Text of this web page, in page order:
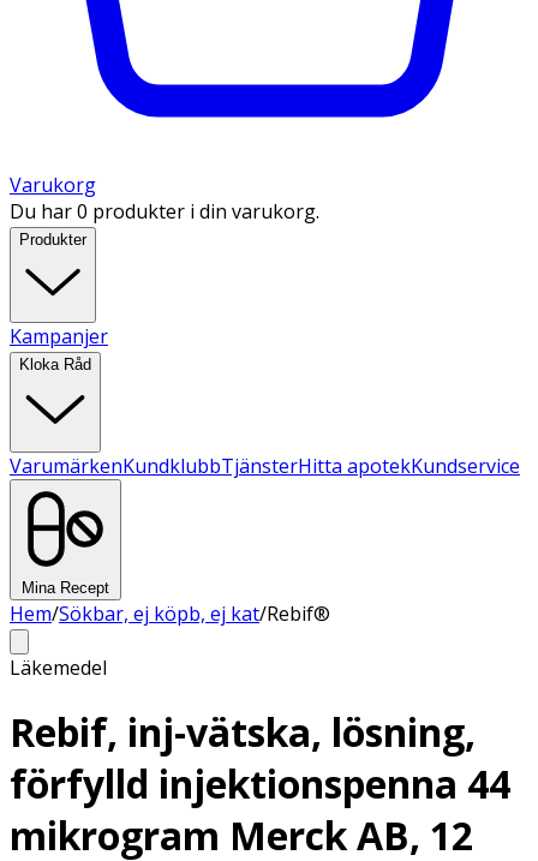
Varukorg
Du har 0 produkter i din varukorg.
Produkter
Kampanjer
Kloka Råd
VarumärkenKundklubbTjänsterHitta apotekKundservice
Mina Recept
Hem/Sökbar, ej köpb, ej kat/Rebif®
Läkemedel
Rebif, inj-vätska, lösning,
förfylld injektionspenna 44
mikrogram Merck AB, 12